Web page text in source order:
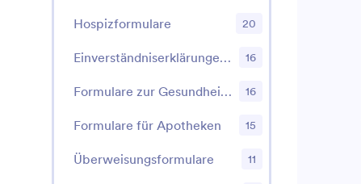
Hospizformulare 20
Einverständniserklärungen für Zahnärzte 16
Formulare zur Gesundheitsüberwachung 16
Formulare für Apotheken 15
Überweisungsformulare 11